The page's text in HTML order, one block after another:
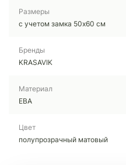
Размеры
с учетом замка 50х60 см
Бренды
KRASAVIK
Материал
ЕВА
Цвет
полупрозрачный матовый